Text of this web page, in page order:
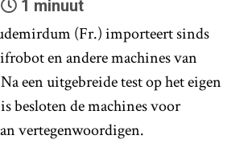
1 minuut
(Fr.) importeert sinds
en andere machines van
een uitgebreide test op het eigen
besloten de machines voor
vertegenwoordigen.